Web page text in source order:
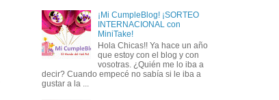
¡Mi CumpleBlog! ¡SORTEO
INTERNACIONAL con
MiniTake!
Hola Chicas!! Ya hace un año
que estoy con el blog y con
vosotras. ¿Quién me lo iba a
decir? Cuando empecé no sabía si le iba a
gustar a la ...